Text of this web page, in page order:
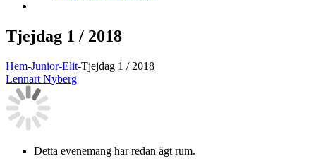
Tjejdag 1 / 2018
Hem-Junior-Elit-Tjejdag 1 / 2018
Lennart Nyberg
Detta evenemang har redan ägt rum.